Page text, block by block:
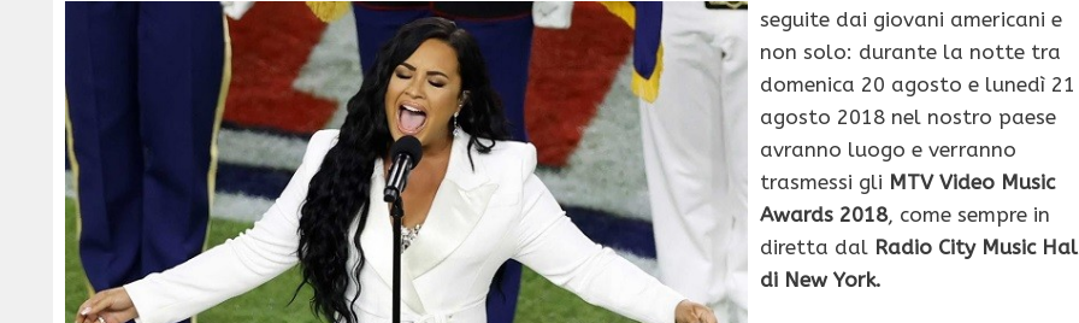
seguite dai giovani americani e
non solo: durante la notte tra
domenica 20 agosto e lunedì 21
agosto 2018 nel nostro paese
avranno luogo e verranno
trasmessi gli MTV Video Music
Awards 2018, come sempre in
diretta dal Radio City Music
di New York.